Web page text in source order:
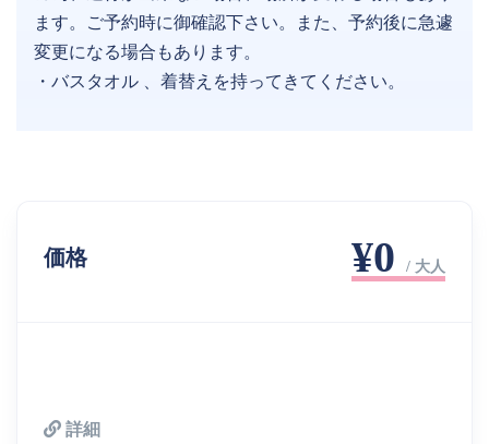
ます。ご予約時に御確認下さい。また、予約後に急遽
変更になる場合もあります。
・バスタオル 、着替えを持ってきてください。
価格 ¥0 / 大人
詳細